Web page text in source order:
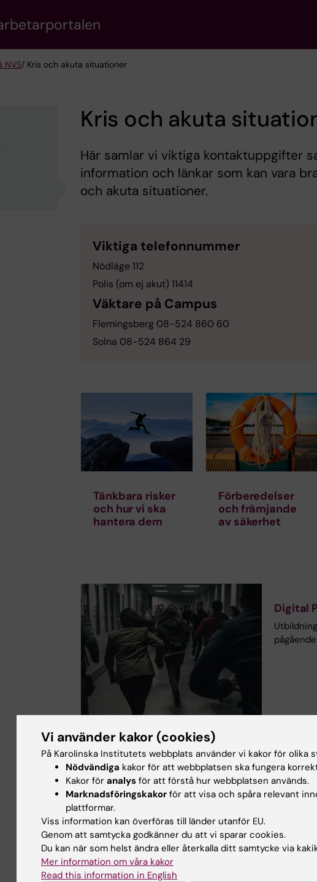
NVS/ Kris och akuta situationer
Kris och akuta
Här samlar vi viktiga kontaktuppgifter
information och länkar som kan vara
och akuta situationer.
Viktiga telefonnummer
Nödläge 112
Polis (om ej akut) 11414
Väktare på Campus
Flemingsberg 08-524 860 60
Solna 08-524 864 29
Tänkbara risker
och hur vi ska
hantera dem
Förberedelser
och främjande
av säkerhet
Digital
Krisplan NVS
Krishanteringsplan inom institutionen för
244.39 KB)
Vi använder kakor (cookies)
På Karolinska Institutets webbplats använder vi kakor för olika
Nödvändiga kakor för att webbplatsen ska fungera
Kakor för analys för att förstå hur webbplatsen används.
Marknadsföringskakor för att visa och spåra relevant
plattformar.
Viss information kan överföras till länder utanför EU.
Genom att samtycka godkänner du att vi sparar cookies.
Du kan när som helst ändra eller återkalla ditt samtycke via
Mer information om våra kakor
Read this information in English